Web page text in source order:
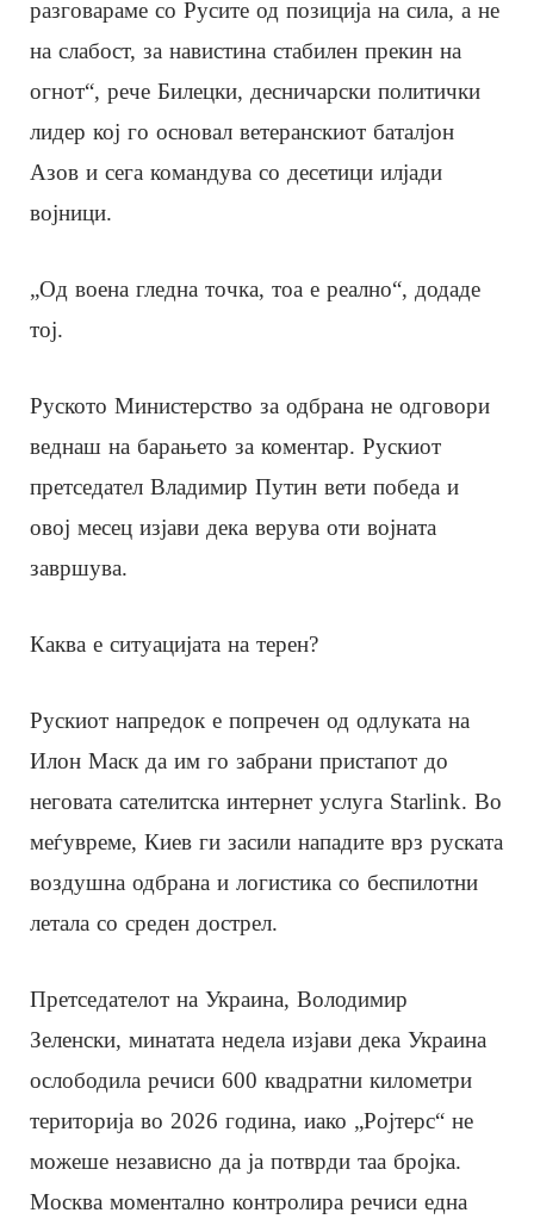
разговараме со Русите од позиција на сила, а не
на слабост, за навистина стабилен прекин на
огнот“, рече Билецки, десничарски политички
лидер кој го основал ветеранскиот баталјон
Азов и сега командува со десетици илјади
војници.
„Од воена гледна точка, тоа е реално“, додаде
тој.
Руското Министерство за одбрана не одговори
веднаш на барањето за коментар. Рускиот
претседател Владимир Путин вети победа и
овој месец изјави дека верува оти војната
завршува.
Каква е ситуацијата на терен?
Рускиот напредок е попречен од одлуката на
Илон Маск да им го забрани пристапот до
неговата сателитска интернет услуга Starlink. Во
меѓувреме, Киев ги засили нападите врз руската
воздушна одбрана и логистика со беспилотни
летала со среден дострел.
Претседателот на Украина, Володимир
Зеленски, минатата недела изјави дека Украина
ослободила речиси 600 квадратни километри
територија во 2026 година, иако „Ројтерс“ не
можеше независно да ја потврди таа бројка.
Москва моментално контролира речиси една